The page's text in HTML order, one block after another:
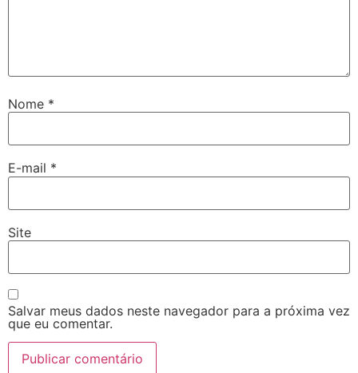
Nome *
E-mail *
Site
Salvar meus dados neste navegador para a próxima vez
que eu comentar.